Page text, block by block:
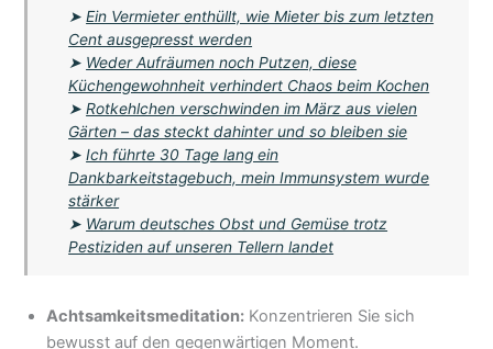
➤Ein Vermieter enthüllt, wie Mieter bis zum letzten
Cent ausgepresst werden
➤ Weder Aufräumen noch Putzen, diese
Küchengewohnheit verhindert Chaos beim Kochen
➤Rotkehlchen verschwinden im März aus vielen
Gärten – das steckt dahinter und so bleiben sie
➤Ich führte 30 Tage lang ein
Dankbarkeitstagebuch, mein Immunsystem wurde
stärker
➤ Warum deutsches Obst und Gemüse trotz
Pestiziden auf unseren Tellern landet
Achtsamkeitsmeditation: Konzentrieren Sie sich
bewusst auf den gegenwärtigen Moment.